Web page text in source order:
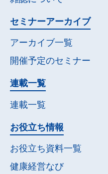
セミナーアーカイブ
アーカイブ一覧
開催予定のセミナー
連載一覧
連載一覧
お役立ち情報
お役立ち資料一覧
健康経営なび